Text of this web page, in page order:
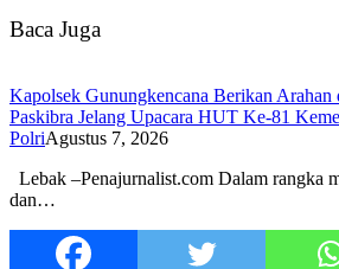
Baca Juga
‎Kapolsek Gunungkencana Berikan Arahan
Paskibra Jelang Upacara HUT Ke-81
PolriAgustus 7, 2026
‎Lebak –Penajurnalist.com Dalam rangka
dan…